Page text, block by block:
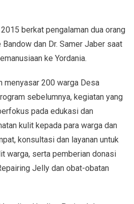
berkat pengalaman dua orang
dan Dr. Samer Jaber saat
ke Yordania.
menyasar 200 warga Desa
sebelumnya, kegiatan yang
pada edukasi dan
kulit kepada para warga dan
konsultasi dan layanan untuk
warga, serta pemberian donasi
Jelly dan obat-obatan